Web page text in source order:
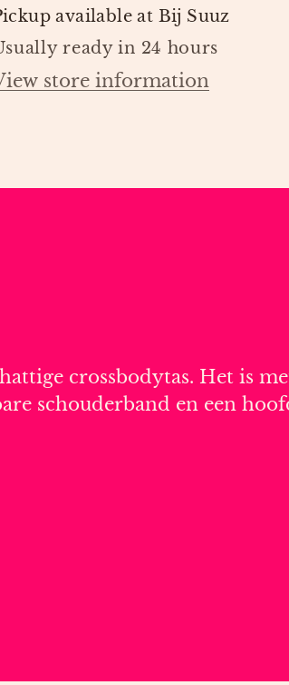
available at Bij Suuz
ready in 24 hours
store information
crossbodytas. Het is
schouderband en een